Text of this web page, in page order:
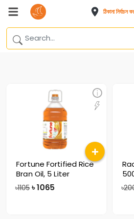
ঠিকানা নির্বাচন
Fortune Fortified Rice
Bran Oil, 5 Liter
৳1105 ৳1065